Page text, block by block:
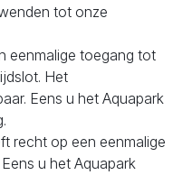
tot onze
eenmalige toegang tot
Het
Eens u het Aquapark
recht op een eenmalige
u het Aquapark